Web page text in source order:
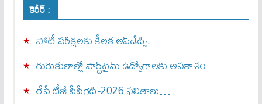
కెరీర్ :
పోటీ పరీక్షలకు కీలక అప్‌డేట్స్.
గురుకులాల్లో పార్ట్‌టైమ్ ఉద్యోగాలకు అవకాశం
రేపే టీజీ సీపీగెట్‌-2026 ఫలితాలు…